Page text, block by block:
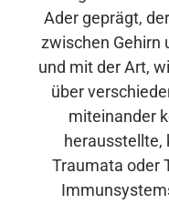
Ader geprägt,
zwischen Gehirn
und mit der Art,
über
miteinander
herausstellte,
Traumata oder